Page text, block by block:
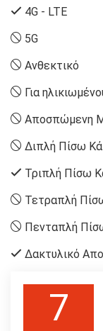
4G - LTE
5G
Ανθεκτικό
Για
Αποσπώμενη
Διπλή Πίσω
Τριπλή Πίσω
Τετραπλή
Πενταπλή
Δακτυλικό
7